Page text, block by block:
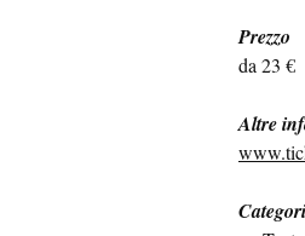
Prezzo
da 23 €
Altre